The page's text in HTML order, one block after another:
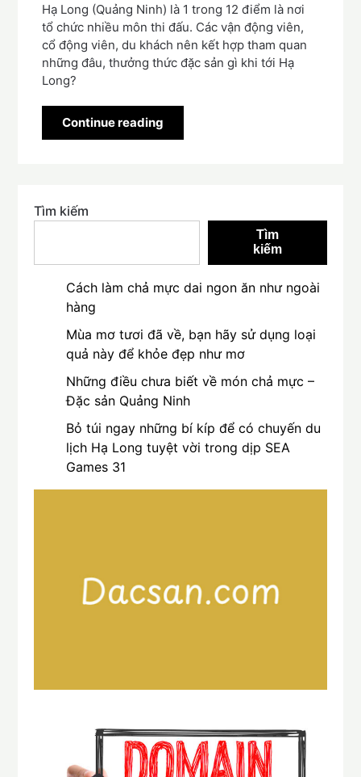
Hạ Long (Quảng Ninh) là 1 trong 12 điểm là nơi
tổ chức nhiều môn thi đấu. Các vận động viên,
cổ động viên, du khách nên kết hợp tham quan
những đâu, thưởng thức đặc sản gì khi tới Hạ
Long?
Continue reading
Tìm kiếm
Tìm
kiếm
Cách làm chả mực dai ngon ăn như ngoài
hàng
Mùa mơ tươi đã về, bạn hãy sử dụng loại
quả này để khỏe đẹp như mơ
Những điều chưa biết về món chả mực –
Đặc sản Quảng Ninh
Bỏ túi ngay những bí kíp để có chuyến du
lịch Hạ Long tuyệt vời trong dịp SEA
Games 31